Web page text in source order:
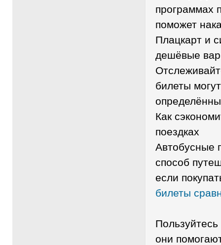
программах
поможет
Плацкарт и
дешёвые
билеты
Как
поездках
Автобусные
способ
если
билеты
они